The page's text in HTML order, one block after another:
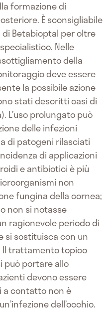
formazione di
È sconsigliabile
Betabioptal per oltre
Nelle
della
deve essere
la possibile azione
stati descritti casi di
L’uso prolungato può
delle infezioni
di patogeni rilasciati
di applicazioni
e antibiotici è più
non
fungina della cornea;
non si notasse
ragionevole periodo di
si sostituisca con un
trattamento topico
portare allo
devono essere
a contatto non è
dell’occhio.